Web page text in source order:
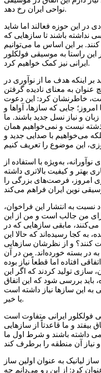
نواحی ایران رخ دهد.
در این حوزه فعالند اما شاید
نداشته باشند تا سازهایی که
بر این اساس ما می‌توانیم
راستا به موسیقی فولکلور
ایرانی نیز کمک خواهیم کرد.
بر اینکه هدف ما از نوآوری در
عنوان به معنای نادیده گرفتن
خاطرنشان کرد: این دعوت
جایی که سازها، آواها و
و نیاز نسل جدید باشند. ما
نیست و نمی‌خواهیم همان
می‌خواهیم با صدایی جدید و
به‌ویژه با استفاده از
بهتر و کیفیت بالاتری داشته
امروز، فرصت‌های بزرگی را
نسبت به انتشار این فراخوان،
من جالب است و من از این
مابقی سازهایی که در
به کجا رسیده‌اند که حالا این
کنند؟ و از نظرشان سازهایی
در بسته خورده‌اند. من در آن
افتاده اما قطعاً نیاز بوده
سازی تولید کردند که اگر این
بررسی شود که این اتفاق
به این سازها نیاز داشته است
یا خیر.
فولکلور ایرانی متفاوت است
بیفتد و ما قاعدتاً از سازهایی
داشته باشند و شرط اول ما
لیانیک به عنوان اولین ساز
کرد: از این رو می‌دانم چه